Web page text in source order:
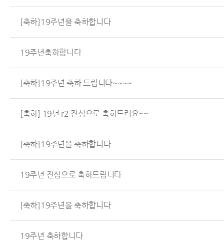
[축하]19주년을 축하합니다
19주년축하합니다
[축하]19주년 축하 드립니다~~~~
[축하] 19년 r2 진심으로 축하드려요~~
[축하]19주년을 축하합니다
19주년 진심으로 축하드림니다
[축하]19주년을 축하합니다
19주년 축하합니다